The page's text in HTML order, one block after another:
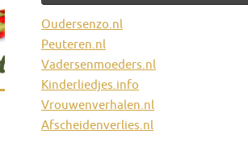
Oudersenzo.nl
Peuteren.nl
Vadersenmoeders.nl
Kinderliedjes.info
Vrouwenverhalen.nl
Afscheidenverlies.nl